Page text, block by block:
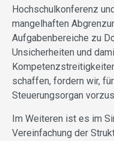
Hochschulkonferenz
mangelhaften
Aufgabenbereiche zu
Unsicherheiten und
schaffen, fordern wir,
Steuerungsorgan
Im Weiteren ist es im
Vereinfachung der